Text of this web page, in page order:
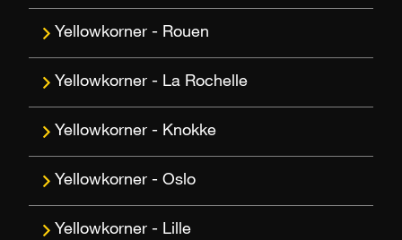
Rouen
La Rochelle
Knokke
Oslo
Lille